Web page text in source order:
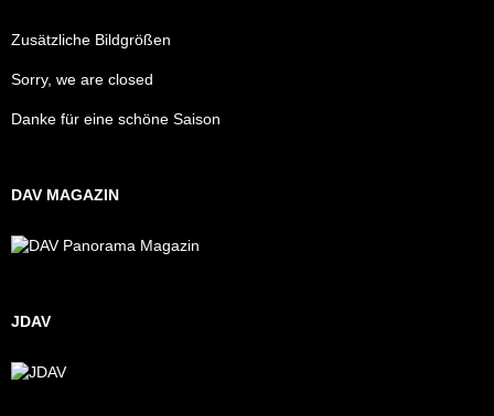
Zusätzliche Bildgrößen
Sorry, we are closed
Danke für eine schöne Saison
DAV MAGAZIN
JDAV